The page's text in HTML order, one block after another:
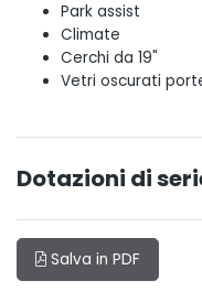
Park assist
Climate
Cerchi da 19"
Vetri oscurati
Dotazioni di
Salva in PDF